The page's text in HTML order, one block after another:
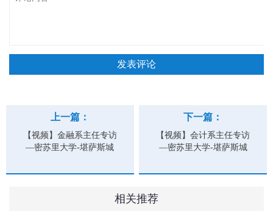
上一篇：
【视频】金融系主任专访
—密苏里大学-堪萨斯城
下一篇：
【视频】会计系主任专访
—密苏里大学-堪萨斯城
相关推荐